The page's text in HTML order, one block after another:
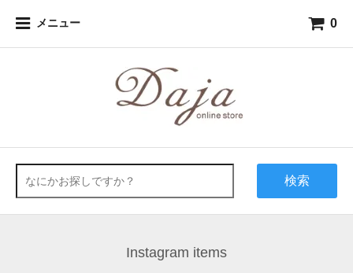
メニュー 0
検索
Instagram items